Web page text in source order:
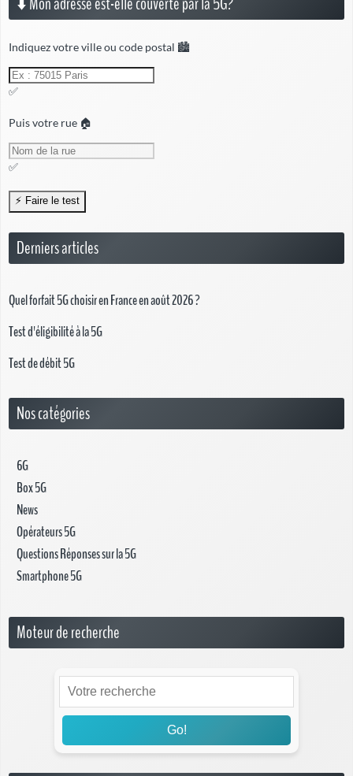
Indiquez votre ville ou code postal 🏙️
✅
Puis votre rue 🏠
✅
Derniers articles
Quel forfait 5G choisir en France en août 2026 ?
Test d'éligibilité à la 5G
Test de débit 5G
Nos catégories
6G
Box 5G
News
Opérateurs 5G
Questions Réponses sur la 5G
Smartphone 5G
Moteur de recherche
Go!